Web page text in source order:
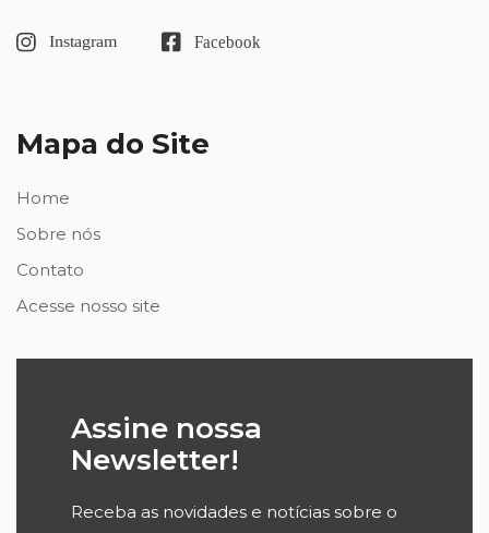
Mapa do Site
Home
Sobre nós
Contato
Acesse nosso site
Assine nossa
Newsletter!
Receba as novidades e notícias sobre o